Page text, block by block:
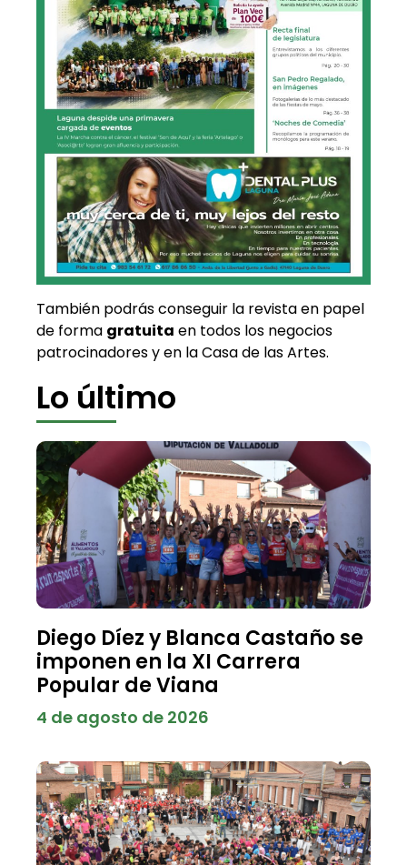
También podrás conseguir la revista en papel
de forma gratuita en todos los negocios
patrocinadores y en la Casa de las Artes.
Lo último
Diego Díez y Blanca Castaño se
imponen en la XI Carrera
Popular de Viana
4 de agosto de 2026